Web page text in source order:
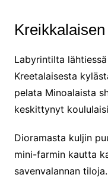
Labyrintilta
Kreetalaisesta
pelata Minoalaista
keskittynyt
Dioramasta kuljin
mini-farmin kautta
savenvalannan